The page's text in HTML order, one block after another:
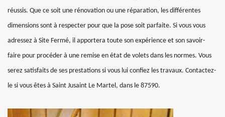
réussis. Que ce soit une rénovation ou une réparation, les différentes
dimensions sont à respecter pour que la pose soit parfaite. Si vous vous
adressez à Site Fermé, il apportera toute son expérience et son savoir-
faire pour procéder à une remise en état de volets dans les normes. Vous
serez satisfaits de ses prestations si vous lui confiez les travaux. Contactez-
le si vous êtes à Saint Jusaint Le Martel, dans le 87590.